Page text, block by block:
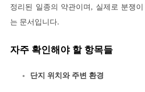
정리된 일종의 약관이며, 실제로 분쟁
는 문서입니다.
자주 확인해야 할 항목들
단지 위치와 주변 환경